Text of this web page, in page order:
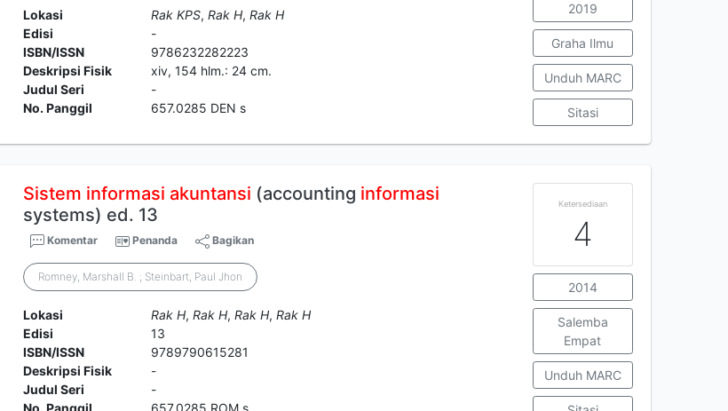
Lokasi Rak KPS, Rak H, Rak H
Edisi
-
ISBN/ISSN
9786232282223
Deskripsi Fisik
xiv, 154 hlm.: 24 cm.
Judul Seri
-
No. Panggil
657.0285 DEN s
2019
Graha Ilmu
Unduh MARC
Sitasi
Sistem informasi akuntansi (accounting informasi
systems) ed. 13
Komentar Penanda Bagikan
Romney, Marshall B. ; Steinbart, Paul Jhon
Lokasi Rak H, Rak H, Rak H, Rak H
Edisi
13
ISBN/ISSN
9789790615281
Deskripsi Fisik
-
Judul Seri
-
No. Panggil
657.0285 ROM s
Ketersediaan
4
2014
Salemba
Empat
Unduh MARC